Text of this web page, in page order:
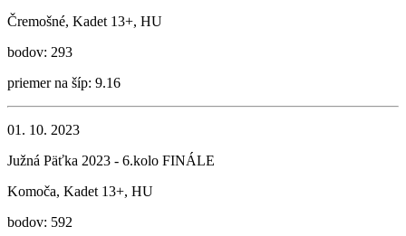
Čremošné, Kadet 13+, HU
bodov: 293
priemer na šíp: 9.16
01. 10. 2023
Južná Päťka 2023 - 6.kolo FINÁLE
Komoča, Kadet 13+, HU
bodov: 592